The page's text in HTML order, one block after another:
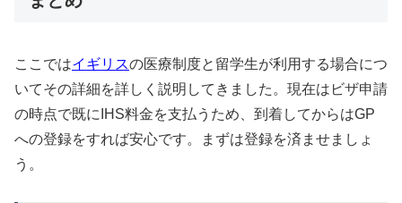
ここではイギリスの医療制度と留学生が利用する場合につ
いてその詳細を詳しく説明してきました。現在はビザ申請
の時点で既にIHS料金を支払うため、到着してからはGP
への登録をすれば安心です。まずは登録を済ませましょ
う。